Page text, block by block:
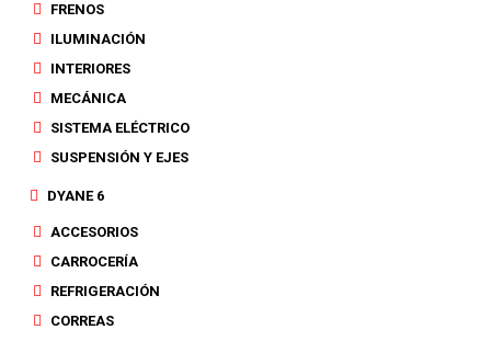
FRENOS
ILUMINACIÓN
INTERIORES
MECÁNICA
SISTEMA ELÉCTRICO
SUSPENSIÓN Y EJES
DYANE 6
ACCESORIOS
CARROCERÍA
REFRIGERACIÓN
CORREAS